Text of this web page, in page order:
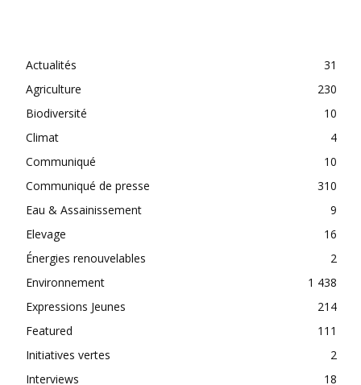
Actualités
31
Agriculture
230
Biodiversité
10
Climat
4
Communiqué
10
Communiqué de presse
310
Eau & Assainissement
9
Elevage
16
Énergies renouvelables
2
Environnement
1 438
Expressions Jeunes
214
Featured
111
Initiatives vertes
2
Interviews
18